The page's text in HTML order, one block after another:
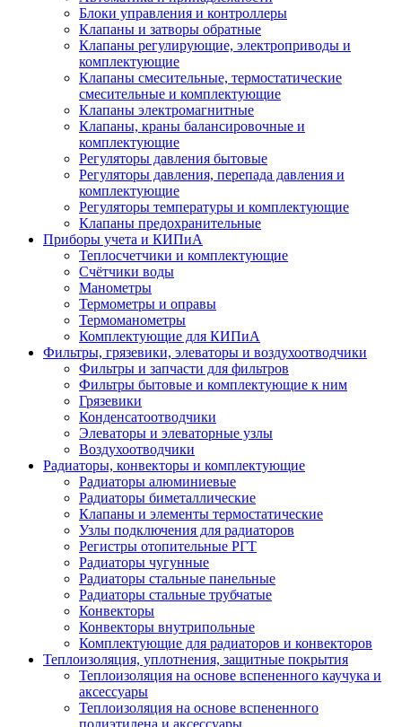
Блоки управления и контроллеры
Клапаны и затворы обратные
Клапаны регулирующие, электроприводы и
комплектующие
Клапаны смесительные, термостатические
смесительные и комплектующие
Клапаны электромагнитные
Клапаны, краны балансировочные и
комплектующие
Регуляторы давления бытовые
Регуляторы давления, перепада давления и
комплектующие
Регуляторы температуры и комплектующие
Клапаны предохранительные
Приборы учета и КИПиА
Теплосчетчики и комплектующие
Счётчики воды
Манометры
Термометры и оправы
Термоманометры
Комплектующие для КИПиА
Фильтры, грязевики, элеваторы и воздухоотводчики
Фильтры и запчасти для фильтров
Фильтры бытовые и комплектующие к ним
Грязевики
Конденсатоотводчики
Элеваторы и элеваторные узлы
Воздухоотводчики
Радиаторы, конвекторы и комплектующие
Радиаторы алюминиевые
Радиаторы биметаллические
Клапаны и элементы термостатические
Узлы подключения для радиаторов
Регистры отопительные РГТ
Радиаторы чугунные
Радиаторы стальные панельные
Радиаторы стальные трубчатые
Конвекторы
Конвекторы внутрипольные
Комплектующие для радиаторов и конвекторов
Теплоизоляция, уплотнения, защитные покрытия
Теплоизоляция на основе вспененного каучука и
аксессуары
Теплоизоляция на основе вспененного
полиэтилена и аксессуары